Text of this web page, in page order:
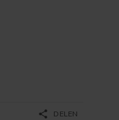
share DELEN